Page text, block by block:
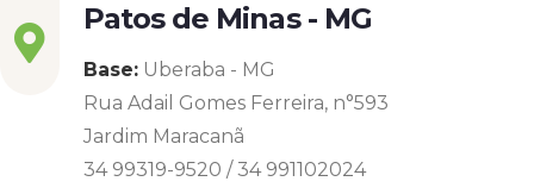
Patos de Minas - MG
Base: Uberaba - MG
Rua Adail Gomes Ferreira, n°593
Jardim Maracanã
34 99319-9520 / 34 991102024